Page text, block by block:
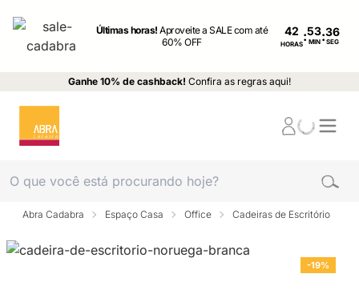
Últimas horas!Aproveite a SALE com até
60% OFF
42
HORAS: MIN : SEG
Ganhe 10% de cashback! Confira as regras aqui!
Abra Cadabra Espaço Casa Office Cadeiras de Escritório
-19%